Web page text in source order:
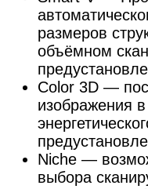
размеров
объёмном
Color 3D —
изображения
Niche —
выбора